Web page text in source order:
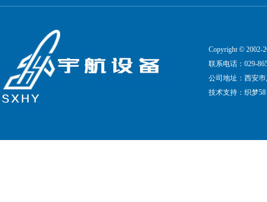
Copyright © 2002-
联系电话：029-
公司地址：西安
技术支持： 织梦58